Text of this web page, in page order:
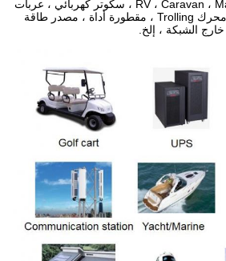
مناسبة لـ RV ، Caravan ، Marine ، Camper ، سكوتر كهربائي ، عربات
الجولف ، عجلات الطاقة ، محرك Trolling ، مقطورة أداة ، مصدر طاقة
الشبكة ، إلخ.